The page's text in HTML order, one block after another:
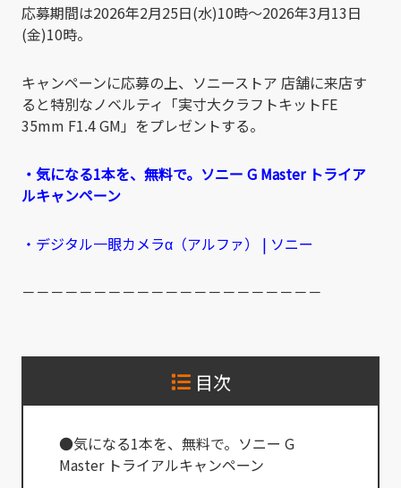
応募期間は2026年2月25日(水)10時～2026年3月13日
(金)10時。
キャンペーンに応募の上、ソニーストア 店舗に来店す
ると特別なノベルティ「実寸大クラフトキットFE
35mm F1.4 GM」をプレゼントする。
・気になる1本を、無料で。ソニー G Master トライア
ルキャンペーン
・デジタル一眼カメラα（アルファ） | ソニー
－－－－－－－－－－－－－－－－－－－－－
目次
●気になる1本を、無料で。ソニー G
Master トライアルキャンペーン